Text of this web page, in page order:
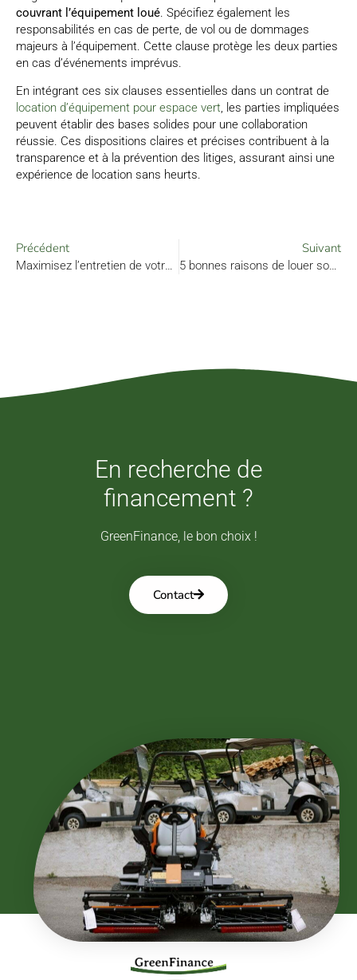
couvrant l’équipement loué. Spécifiez également les
responsabilités en cas de perte, de vol ou de dommages
majeurs à l’équipement. Cette clause protège les deux parties
en cas d’événements imprévus.
En intégrant ces six clauses essentielles dans un contrat de
location d’équipement pour espace vert, les parties impliquées
peuvent établir des bases solides pour une collaboration
réussie. Ces dispositions claires et précises contribuent à la
transparence et à la prévention des litiges, assurant ainsi une
expérience de location sans heurts.
Précédent Suivant
5 bonnes raisons de louer son matériel professionnel
En recherche de
financement ?
GreenFinance, le bon choix !
Contact